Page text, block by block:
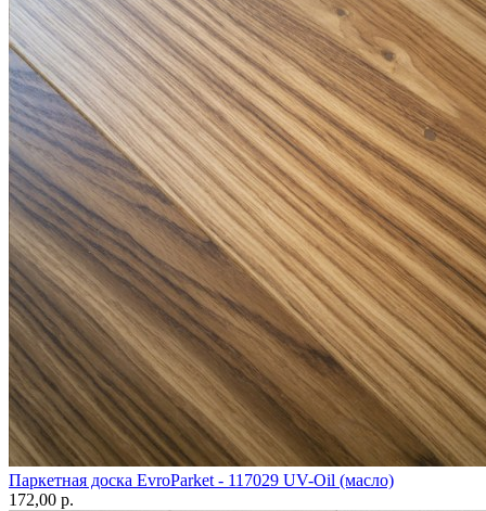
Паркетная доска EvroParket - 117029 UV-Oil (масло)
172,00 p.